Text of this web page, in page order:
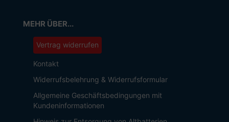
MEHR ÜBER...
Vertrag widerrufen
Kontakt
Widerrufsbelehrung & Widerrufsformular
Allgemeine Geschäftsbedingungen mit
Kundeninformationen